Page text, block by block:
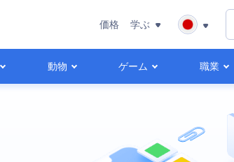
動物 ゲーム 職業
価格 学ぶ